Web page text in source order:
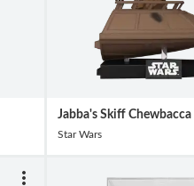
Jabba's Skiff Chewbacca
Star Wars